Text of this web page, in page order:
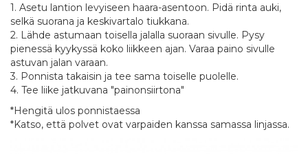
1. Asetu lantion levyiseen haara-asentoon. Pidä rinta auki,
selkä suorana ja keskivartalo tiukkana.
2. Lähde astumaan toisella jalalla suoraan sivulle. Pysy
pienessä kyykyssä koko liikkeen ajan. Varaa paino sivulle
astuvan jalan varaan.
3. Ponnista takaisin ja tee sama toiselle puolelle.
4. Tee liike jatkuvana "painonsiirtona"
*Hengitä ulos ponnistaessa
*Katso, että polvet ovat varpaiden kanssa samassa linjassa.